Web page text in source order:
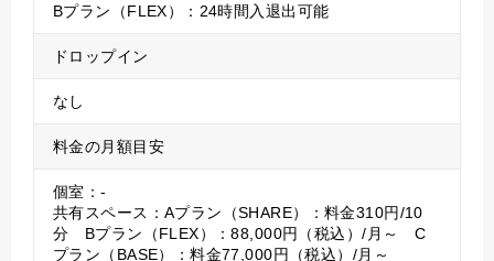
Bプラン（FLEX）：24時間入退出可能
ドロップイン
なし
料金の月額目安
個室：-
共有スペース：Aプラン（SHARE）：料金310円/10
分 Bプラン（FLEX）：88,000円（税込）/月～ C
プラン（BASE）：料金77,000円（税込）/月～